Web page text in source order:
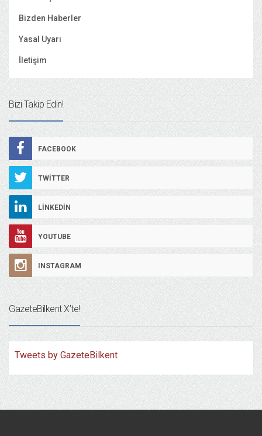
Bizden Haberler
Yasal Uyarı
İletişim
Bizi Takip Edin!
FACEBOOK
TWITTER
LINKEDIN
YOUTUBE
INSTAGRAM
GazeteBilkent X’te!
Tweets by GazeteBilkent